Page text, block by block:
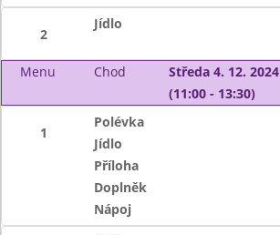
2
Jídlo
Menu Chod
Středa 4. 12. 2024
(11:00 - 13:30)
1
Polévka
Jídlo
Příloha
Doplněk
Nápoj